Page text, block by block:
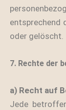
entsprechend
oder gelöscht.
7. Rechte der
a) Recht auf
Jede